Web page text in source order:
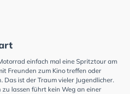
einfach mal eine Spritztour am
Freunden zum Kino treffen oder
Das ist der Traum vieler Jugendlicher.
lassen führt kein Weg an einer